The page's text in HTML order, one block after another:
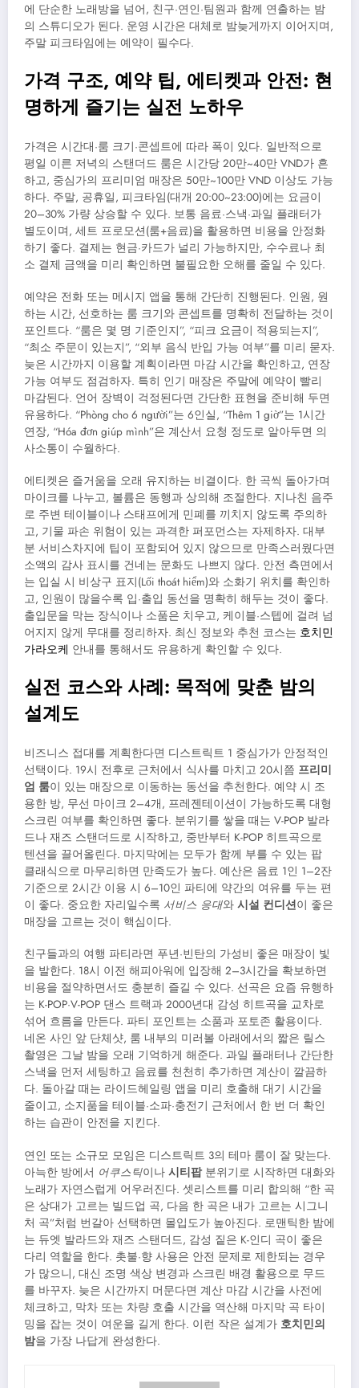
에 단순한 노래방을 넘어, 친구·연인·팀원과 함께 연출하는 밤
의 스튜디오가 된다. 운영 시간은 대체로 밤늦게까지 이어지며,
주말 피크타임에는 예약이 필수다.
가격 구조, 예약 팁, 에티켓과 안전: 현
명하게 즐기는 실전 노하우
가격은 시간대·룸 크기·콘셉트에 따라 폭이 있다. 일반적으로
평일 이른 저녁의 스탠더드 룸은 시간당 20만~40만 VND가 흔
하고, 중심가의 프리미엄 매장은 50만~100만 VND 이상도 가능
하다. 주말, 공휴일, 피크타임(대개 20:00~23:00)에는 요금이
20–30% 가량 상승할 수 있다. 보통 음료·스낵·과일 플래터가
별도이며, 세트 프로모션(룸+음료)을 활용하면 비용을 안정화
하기 좋다. 결제는 현금·카드가 널리 가능하지만, 수수료나 최
소 결제 금액을 미리 확인하면 불필요한 오해를 줄일 수 있다.
예약은 전화 또는 메시지 앱을 통해 간단히 진행된다. 인원, 원
하는 시간, 선호하는 룸 크기와 콘셉트를 명확히 전달하는 것이
포인트다. “룸은 몇 명 기준인지”, “피크 요금이 적용되는지”,
“최소 주문이 있는지”, “외부 음식 반입 가능 여부”를 미리 묻자.
늦은 시간까지 이용할 계획이라면 마감 시간을 확인하고, 연장
가능 여부도 점검하자. 특히 인기 매장은 주말에 예약이 빨리
마감된다. 언어 장벽이 걱정된다면 간단한 표현을 준비해 두면
유용하다. “Phòng cho 6 người”는 6인실, “Thêm 1 giờ”는 1시간
연장, “Hóa đơn giúp mình”은 계산서 요청 정도로 알아두면 의
사소통이 수월하다.
에티켓은 즐거움을 오래 유지하는 비결이다. 한 곡씩 돌아가며
마이크를 나누고, 볼륨은 동행과 상의해 조절한다. 지나친 음주
로 주변 테이블이나 스태프에게 민폐를 끼치지 않도록 주의하
고, 기물 파손 위험이 있는 과격한 퍼포먼스는 자제하자. 대부
분 서비스차지에 팁이 포함되어 있지 않으므로 만족스러웠다면
소액의 감사 표시를 건네는 문화도 나쁘지 않다. 안전 측면에서
는 입실 시 비상구 표지(Lối thoát hiểm)와 소화기 위치를 확인하
고, 인원이 많을수록 입·출입 동선을 명확히 해두는 것이 좋다.
출입문을 막는 장식이나 소품은 치우고, 케이블·스텝에 걸려 넘
어지지 않게 무대를 정리하자. 최신 정보와 추천 코스는 호치민
가라오케 안내를 통해서도 유용하게 확인할 수 있다.
실전 코스와 사례: 목적에 맞춘 밤의
설계도
비즈니스 접대를 계획한다면 디스트릭트 1 중심가가 안정적인
선택이다. 19시 전후로 근처에서 식사를 마치고 20시쯤 프리미
엄 룸이 있는 매장으로 이동하는 동선을 추천한다. 예약 시 조
용한 방, 무선 마이크 2–4개, 프레젠테이션이 가능하도록 대형
스크린 여부를 확인하면 좋다. 분위기를 쌓을 때는 V-POP 발라
드나 재즈 스탠더드로 시작하고, 중반부터 K-POP 히트곡으로
텐션을 끌어올린다. 마지막에는 모두가 함께 부를 수 있는 팝
클래식으로 마무리하면 만족도가 높다. 예산은 음료 1인 1–2잔
기준으로 2시간 이용 시 6–10인 파티에 약간의 여유를 두는 편
이 좋다. 중요한 자리일수록 서비스 응대와 시설 컨디션이 좋은
매장을 고르는 것이 핵심이다.
친구들과의 여행 파티라면 푸년·빈탄의 가성비 좋은 매장이 빛
을 발한다. 18시 이전 해피아워에 입장해 2–3시간을 확보하면
비용을 절약하면서도 충분히 즐길 수 있다. 선곡은 요즘 유행하
는 K-POP·V-POP 댄스 트랙과 2000년대 감성 히트곡을 교차로
섞어 흐름을 만든다. 파티 포인트는 소품과 포토존 활용이다.
네온 사인 앞 단체샷, 룸 내부의 미러볼 아래에서의 짧은 릴스
촬영은 그날 밤을 오래 기억하게 해준다. 과일 플래터나 간단한
스낵을 먼저 세팅하고 음료를 천천히 추가하면 계산이 깔끔하
다. 돌아갈 때는 라이드헤일링 앱을 미리 호출해 대기 시간을
줄이고, 소지품을 테이블·소파·충전기 근처에서 한 번 더 확인
하는 습관이 안전을 지킨다.
연인 또는 소규모 모임은 디스트릭트 3의 테마 룸이 잘 맞는다.
아늑한 방에서 어쿠스틱이나 시티팝분위기로 시작하면 대화와
노래가 자연스럽게 어우러진다. 셋리스트를 미리 합의해 “한 곡
은 상대가 고르는 빌드업 곡, 다음 한 곡은 내가 고르는 시그니
처 곡”처럼 번갈아 선택하면 몰입도가 높아진다. 로맨틱한 밤에
는 듀엣 발라드와 재즈 스탠더드, 감성 짙은 K-인디 곡이 좋은
다리 역할을 한다. 촛불·향 사용은 안전 문제로 제한되는 경우
가 많으니, 대신 조명 색상 변경과 스크린 배경 활용으로 무드
를 바꾸자. 늦은 시간까지 머문다면 계산 마감 시간을 사전에
체크하고, 막차 또는 차량 호출 시간을 역산해 마지막 곡 타이
밍을 잡는 것이 여운을 길게 한다. 이런 작은 설계가 호치민의
밤을 가장 나답게 완성한다.